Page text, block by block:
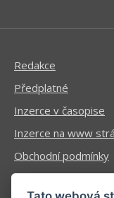
Redakce
Předplatné
Inzerce v časopise
Inzerce na www
Obchodní podmínky
Ochrana osobních